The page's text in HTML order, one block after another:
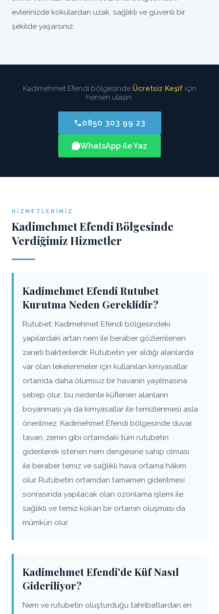
evlerinizde kokulardan uzak, sağlıklı ve güvenli bir
şekilde yaşarsınız.
Kadimehmet Efendi bölgesinde Ücretsiz Keşifiçin
hemen ulaşın.
0850 303 99 23
WhatsApp ile Yaz
HIZMETLERIMIZ
Kadimehmet Efendi Bölgesinde
Verdiğimiz Hizmetler
Kadimehmet Efendi Rutubet
Kurutma Neden Gereklidir?
Rutubet; Kadimehmet Efendi bölgesindeki
yapılardaki artan nem ile beraber gözlemlenen
zararlı bakterilerdir. Rutubetin yer aldığı alanlarda
var olan lekelenmeler için kullanılan kimyasallar
ortamda daha olumsuz bir havanın yayılmasına
sebep olur; bu nedenle küflenen alanların
boyanması ya da kimyasallar ile temizlenmesi asla
önerilmez. Kadimehmet Efendi bölgesinde duvar,
tavan, zemin gibi ortamdaki tüm rutubetin
giderilerek istenen nem dengesine sahip olması
ile beraber temiz ve sağlıklı hava ortama hâkim
olur. Rutubetin ortamdan tamamen giderilmesi
sonrasında yapılacak olan ozonlama işlemi ile
sağlıklı ve temiz kokan bir ortamın oluşması da
mümkün olur.
Kadimehmet Efendi'de Küf Nasıl
Gideriliyor?
Nem ve rutubetin oluşturduğu tahribatlardan en